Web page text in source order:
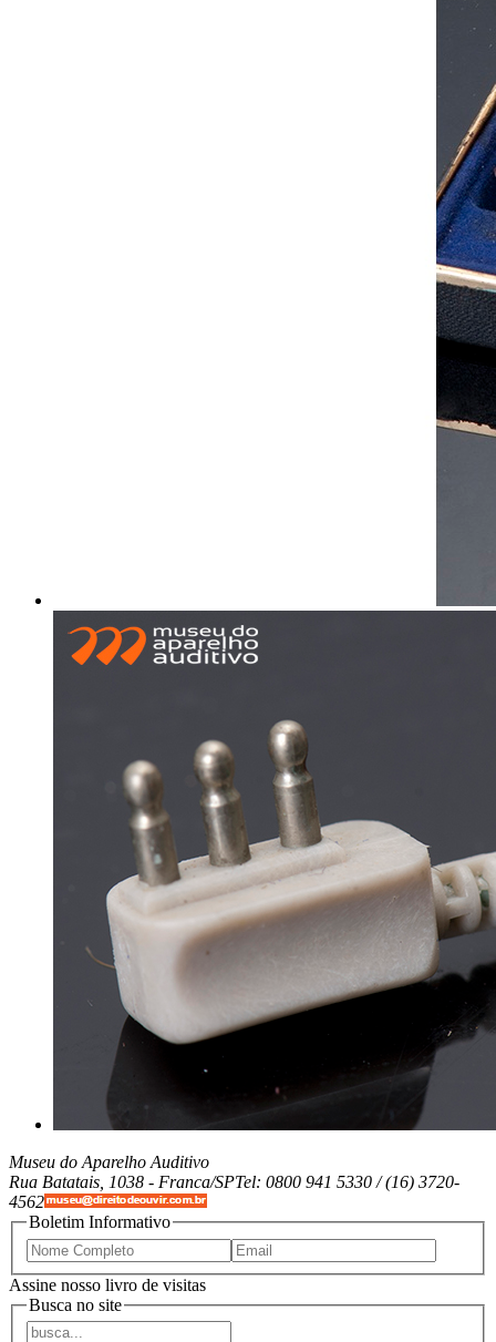
Museu do Aparelho Auditivo
Rua Batatais, 1038 - Franca/SPTel: 0800 941 5330 / (16) 3720-
4562
Boletim Informativo
Assine nosso livro de visitas
Busca no site